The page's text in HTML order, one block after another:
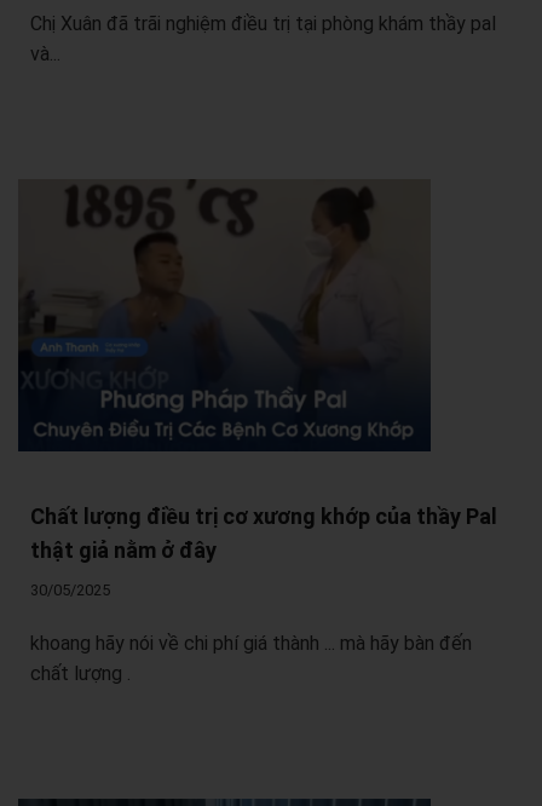
Chị Xuân đã trãi nghiệm điều trị tại phòng khám thầy pal
và...
Chất lượng điều trị cơ xương khớp của thầy Pal
thật giả nằm ở đây
30/05/2025
khoang hãy nói về chi phí giá thành ... mà hãy bàn đến
chất lượng .